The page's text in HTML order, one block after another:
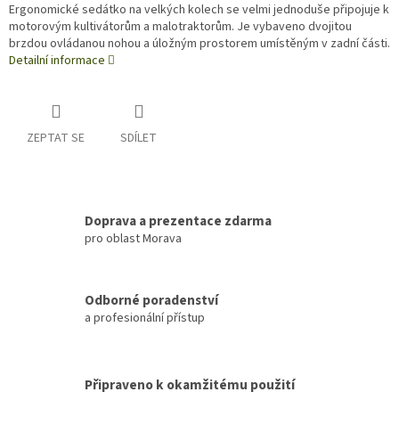
Ergonomické sedátko na velkých kolech se velmi jednoduše připojuje k
motorovým kultivátorům a malotraktorům. Je vybaveno dvojitou
brzdou ovládanou nohou a úložným prostorem umístěným v zadní části.
Detailní informace
ZEPTAT SE SDÍLET
Doprava a prezentace zdarma
pro oblast Morava
Odborné poradenství
a profesionální přístup
Připraveno k okamžitému použití